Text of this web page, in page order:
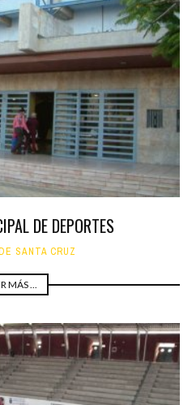
DE DEPORTES
SANTA CRUZ
MÁS ...